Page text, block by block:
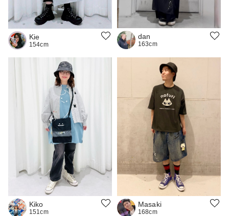
Kie
154cm
dan
163cm
Kiko
151cm
Masaki
168cm